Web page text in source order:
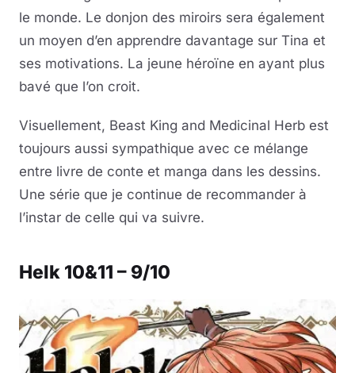
le monde. Le donjon des miroirs sera également
un moyen d’en apprendre davantage sur Tina et
ses motivations. La jeune héroïne en ayant plus
bavé que l’on croit.
Visuellement, Beast King and Medicinal Herb est
toujours aussi sympathique avec ce mélange
entre livre de conte et manga dans les dessins.
Une série que je continue de recommander à
l’instar de celle qui va suivre.
Helk 10&11 – 9/10